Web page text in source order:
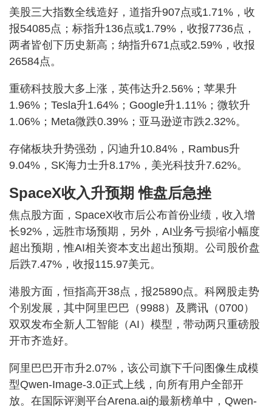
美股三大指数全线造好，道指升907点或1.71%，收
报54085点；标指升136点或1.79%，收报7736点，
两者皆创下历史新高；纳指升671点或2.59%，收报
26584点。
重磅科技股大多上涨，英伟达升2.56%；苹果升
1.96%；Tesla升1.64%；Google升1.11%；微软升
1.06%；Meta微跌0.39%；亚马逊逆市跌2.32%。
存储板块升势强劲，闪迪升10.84%，Rambus升
9.04%，SK海力士升8.17%，美光科技升7.62%。
SpaceX收入升预期 惟盘后急挫
焦点股方面，SpaceX收市后公布首份业绩，收入增
长92%，远胜市场预期，另外，AI业务亏损缩小幅度
超出预期，惟AI相关资本支出超出预期。公司股价盘
后跌7.47%，收报115.97美元。
港股方面，恒指高开38点，报25890点。科网股走势
个别发展，其中阿里巴巴（9988）及腾讯（0700）
双双发布全新人工智能（AI）模型，带动两只重磅股
开市齐造好。
阿里巴巴开市升2.07%，该公司旗下千问图像生成模
型Qwen-Image-3.0正式上线，向所有用户全部开
放。在国际评测平台Arena.ai的最新榜单中，Qwen-